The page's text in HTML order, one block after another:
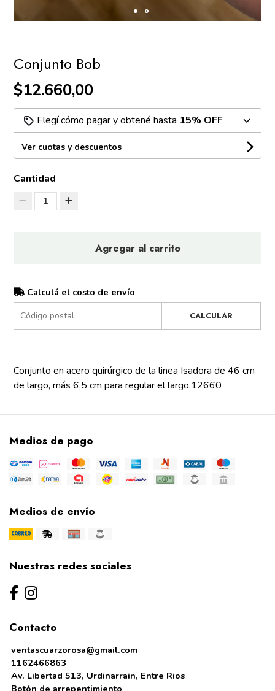
Conjunto Bob
$12.660,00
Elegí cómo pagar y obtené hasta 15% OFF
Ver cuotas y descuentos
Cantidad
1
Agregar al carrito
Calculá el costo de envío
CALCULAR
Conjunto en acero quirúrgico de la linea Isadora de 46 cm
de largo, más 6,5 cm para regular el largo.12660
Medios de pago
Medios de envío
Nuestras redes sociales
Contacto
ventascuarzorosa@gmail.com
1162466863
Av. Libertad 513, Urdinarrain, Entre Rios